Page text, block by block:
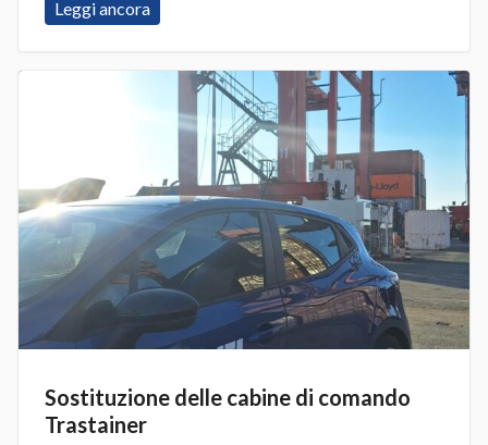
Leggi ancora
Sostituzione delle cabine di comando
Trastainer